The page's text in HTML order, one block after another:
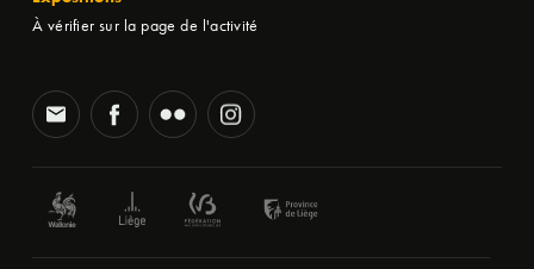
À vérifier sur la page de l'activité